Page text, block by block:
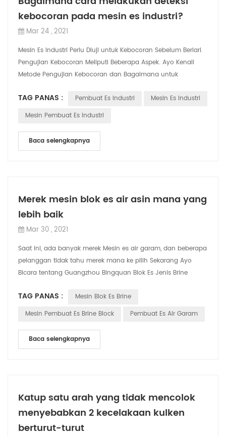
kebocoran pada mesin es industri?
Mar 24 , 2021
Mesin Es Industri Perlu Diuji untuk Kebocoran Sebelum Berlari.
Pengujian Kebocoran Meliputi Beberapa Aspek. Ayo Kenali
Metode Pengujian Kebocoran dan Bagaimana untuk
TAG PANAS : Pembuat Es Industri
Mesin Es Industri
Mesin Pembuat Es Industri
Baca selengkapnya
Merek mesin blok es air asin mana yang
lebih baik
Mar 30 , 2021
Saat ini, ada banyak merek Mesin es air garam, dan beberapa
pelanggan tidak tahu merek mana ke pilih Sekarang Ayo
Bicara tentang Guangzhou Bingquan Blok Es Jenis Brine
TAG PANAS :
Mesin Blok Es Brine
Mesin Pembuat Es Brine Block
Pembuat Es Air Garam
Baca selengkapnya
Katup satu arah yang tidak mencolok
menyebabkan 2 kecelakaan kulken
berturut-turut